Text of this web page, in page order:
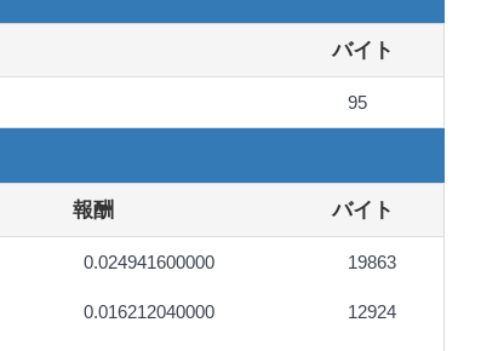
バイト
95
報酬 バイト
0.024941600000 19863
0.016212040000 12924